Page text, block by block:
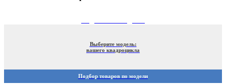
Выберите модель:
вашего квадроцикла
Подбор товаров по модели